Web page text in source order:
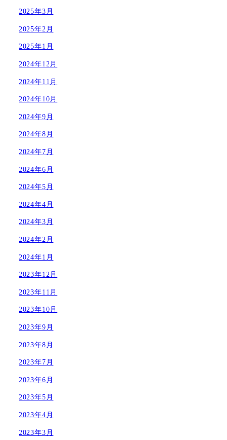
2025年3月
2025年2月
2025年1月
2024年12月
2024年11月
2024年10月
2024年9月
2024年8月
2024年7月
2024年6月
2024年5月
2024年4月
2024年3月
2024年2月
2024年1月
2023年12月
2023年11月
2023年10月
2023年9月
2023年8月
2023年7月
2023年6月
2023年5月
2023年4月
2023年3月